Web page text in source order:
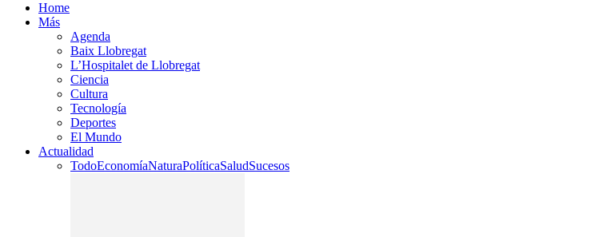
Home
Más
Agenda
Baix Llobregat
L’Hospitalet de Llobregat
Ciencia
Cultura
Tecnología
Deportes
El Mundo
Actualidad
TodoEconomíaNaturaPolíticaSaludSucesos